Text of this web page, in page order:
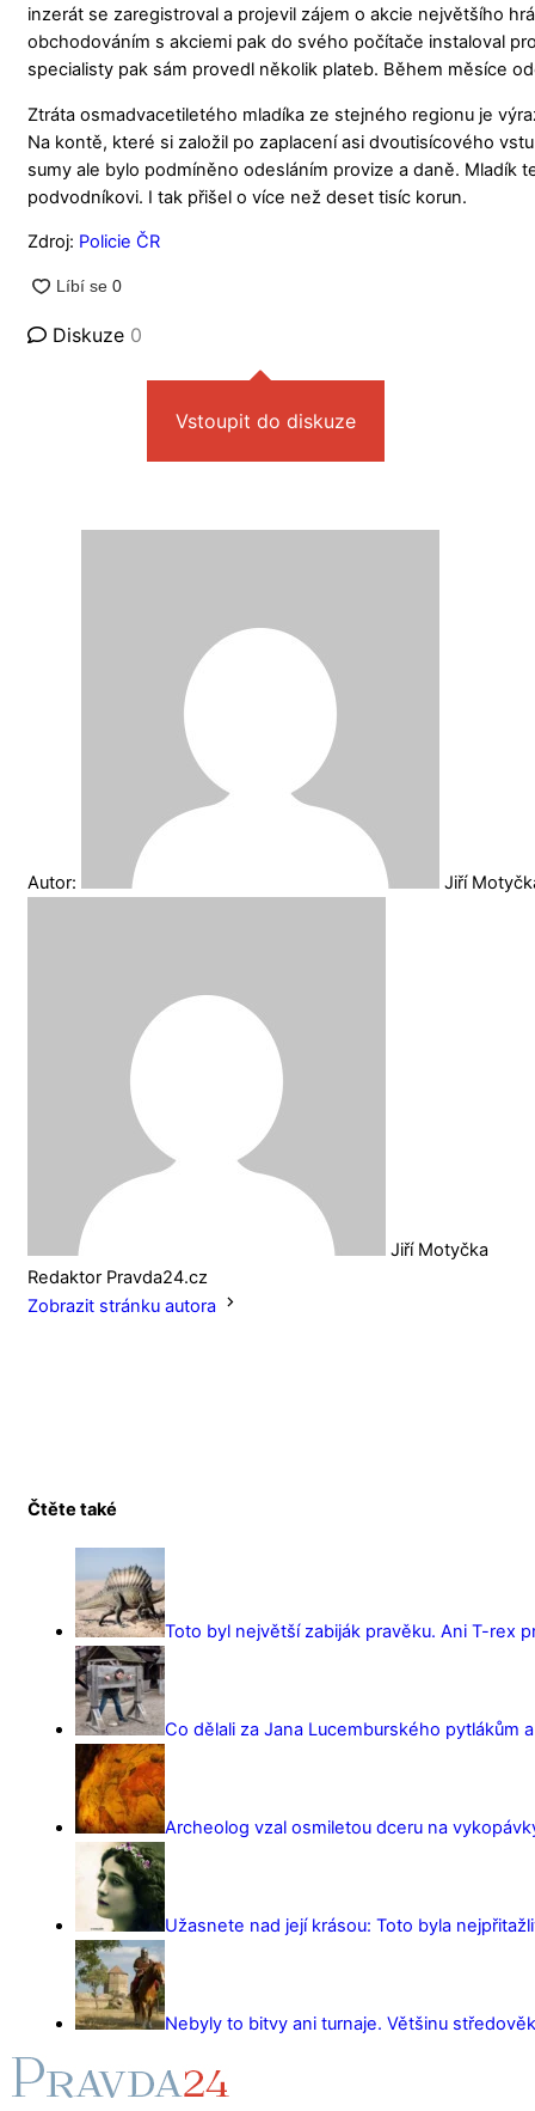
inzerát se zaregistroval a projevil zájem o akcie největšího
obchodováním s akciemi pak do svého počítače instaloval
specialisty pak sám provedl několik plateb. Během měsíce
Ztráta osmadvacetiletého mladíka ze stejného regionu je
Na kontě, které si založil po zaplacení asi dvoutisícového
sumy ale bylo podmíněno odesláním provize a daně. Mladík
podvodníkovi. I tak přišel o více než deset tisíc korun.
Zdroj: Policie ČR
Diskuze 0
Vstoupit do diskuze
Autor: Jiří
Jiří Motyčka
Redaktor Pravda24.cz
Zobrazit stránku autora
Čtěte také
Toto byl největší zabiják pravěku. Ani T-rex
Co dělali za Jana Lucemburského pytlákům
Archeolog vzal osmiletou dceru na
Užasnete nad její krásou: Toto byla
Nebyly to bitvy ani turnaje. Většinu